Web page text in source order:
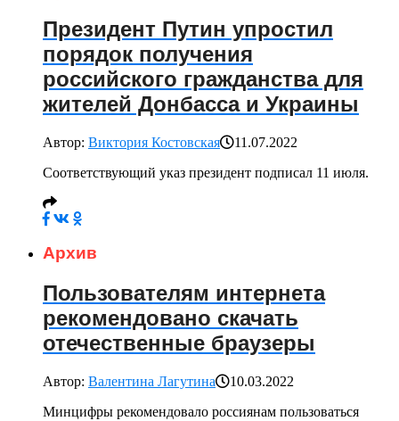
Президент Путин упростил
порядок получения
российского гражданства для
жителей Донбасса и Украины
Автор: Виктория Костовская
11.07.2022
Соответствующий указ президент подписал 11 июля.
Архив
Пользователям интернета
рекомендовано скачать
отечественные браузеры
Автор: Валентина Лагутина
10.03.2022
Минцифры рекомендовало россиянам пользоваться